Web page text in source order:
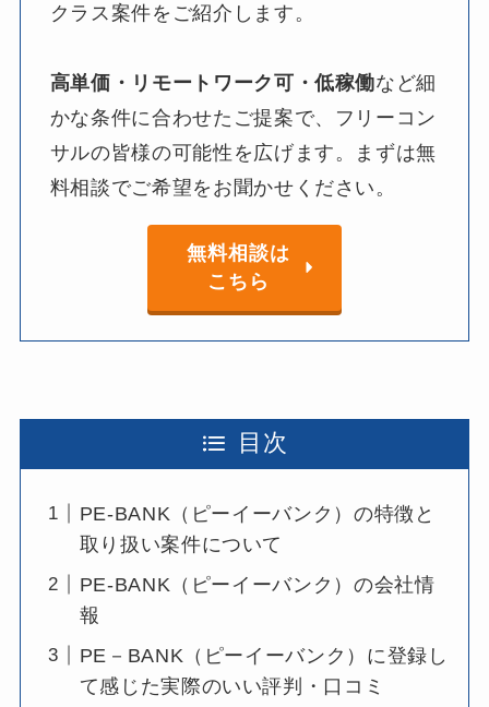
クラス案件を​ご紹介します。​
高単価・リモートワーク可・低稼働など​細
かな​条件に​合わせた​ご提案で、​フリーコン
サルの​皆様の​可能性を​広げます。​まずは​無
料相談で​ご希望を​お聞か​せください。
無料相談は
こちら
目次
PE-BANK（ピーイーバンク）の特徴と
取り扱い案件について
PE-BANK（ピーイーバンク）の会社情
報
PE－BANK（ピーイーバンク）に登録し
て感じた実際のいい評判・口コミ